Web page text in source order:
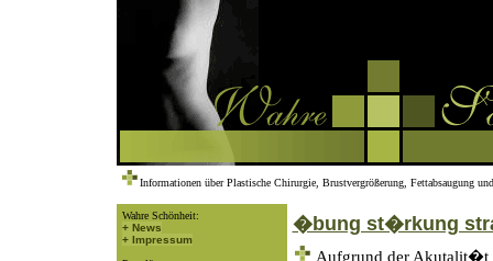
Informationen über Plastische Chirurgie, Brustvergrößerung, Fettabsaugung
Wahre Schönheit:
+ News
+ Impressum
�bung st�rkung
Aufgrund der Akutalit�t